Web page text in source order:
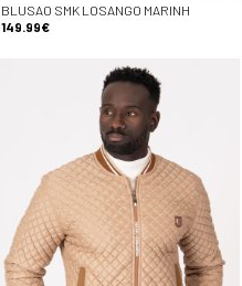
BLUSAO SMK LOSANGO MARINH
149.99€